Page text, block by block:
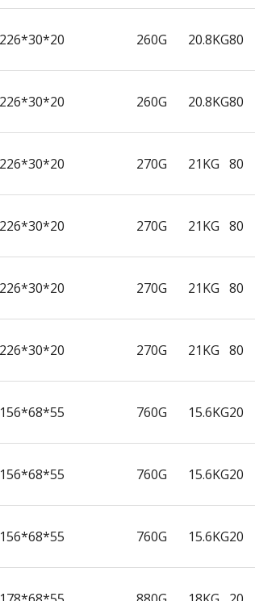
226*30*20 260G 20.8KG80
226*30*20 260G 20.8KG80
226*30*20 270G 21KG 80
226*30*20 270G 21KG 80
226*30*20 270G 21KG 80
226*30*20 270G 21KG 80
156*68*55 760G 15.6KG20
156*68*55 760G 15.6KG20
156*68*55 760G 15.6KG20